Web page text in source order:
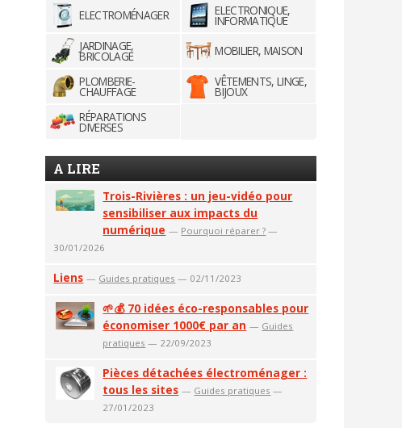
ELECTROMÉNAGER ELECTRONIQUE,
INFORMATIQUE
JARDINAGE,
BRICOLAGE
MOBILIER, MAISON
PLOMBERIE-
CHAUFFAGE
VÊTEMENTS, LINGE,
BIJOUX
RÉPARATIONS
DIVERSES
A LIRE
Trois-Rivières : un jeu-vidéo pour
sensibiliser aux impacts du
numérique — Pourquoi réparer ? —
30/01/2026
Liens — Guides pratiques — 02/11/2023
🌱💰 70 idées éco-responsables pour
économiser 1000€ par an — Guides
pratiques — 22/09/2023
Pièces détachées électroménager :
tous les sites — Guides pratiques —
27/01/2023